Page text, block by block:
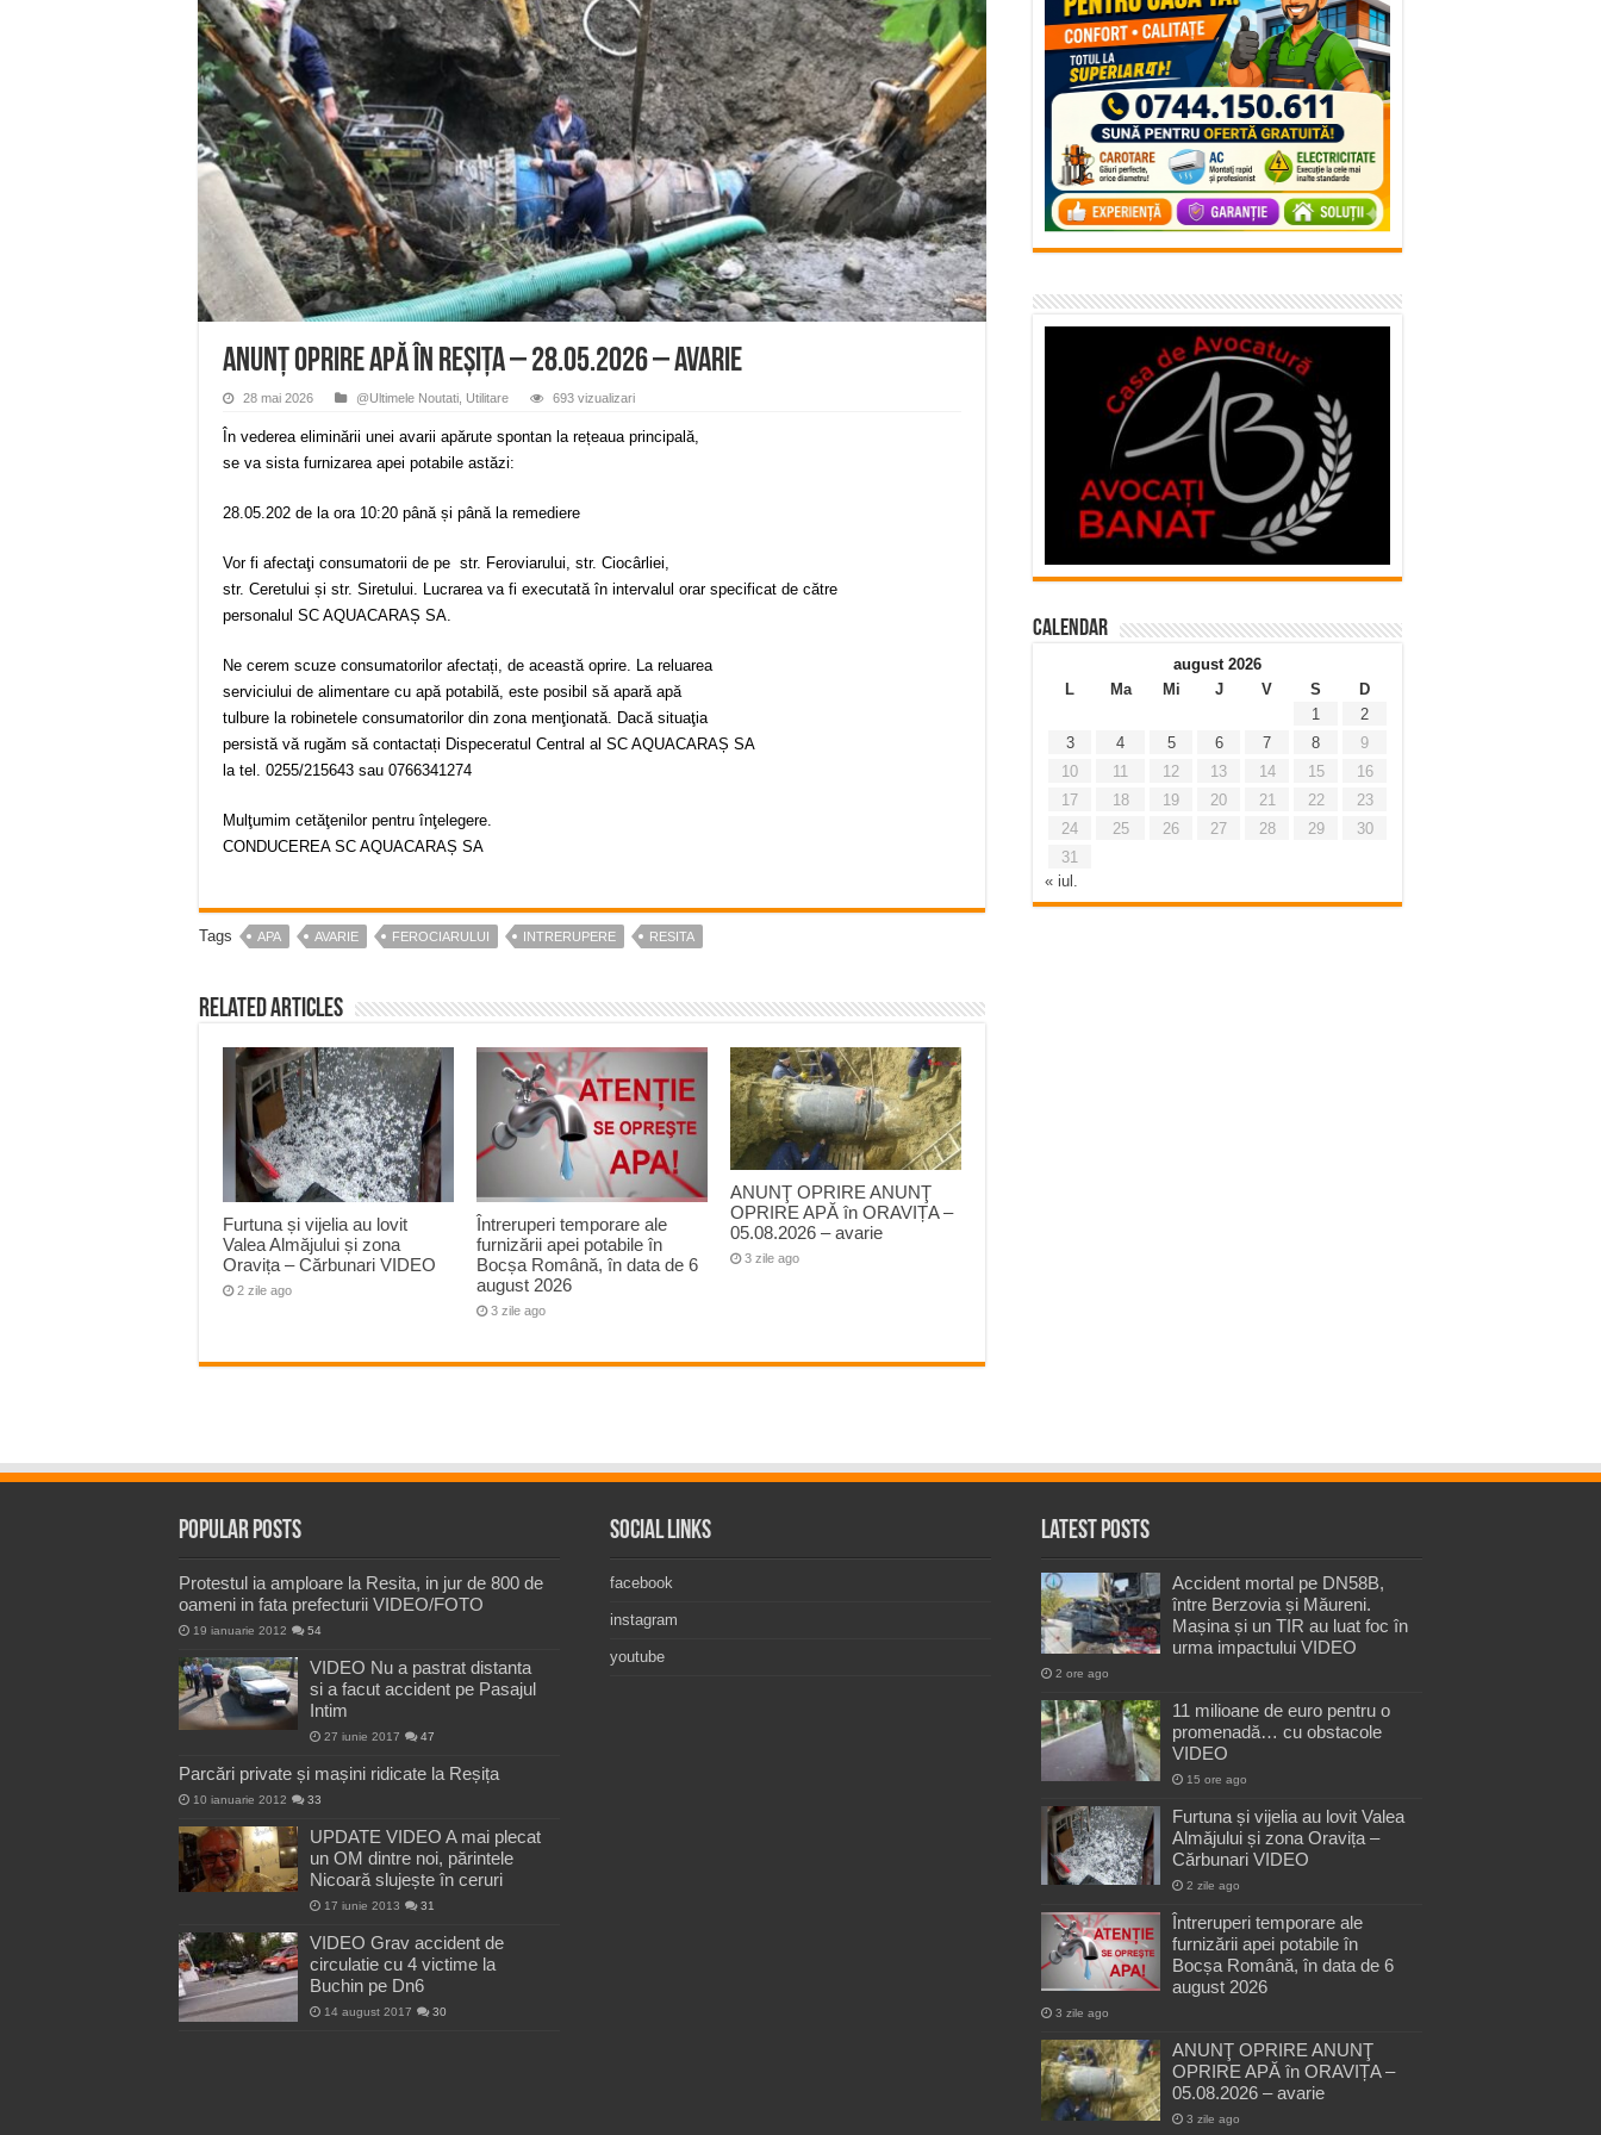
Anunț important – Închidere temporară Podul de Piatră din Herculane
Ștrandul Termal Ring din Oravița – locul unde natura a ascuns un izvor de sănătate VIDEO
Miresme de lavandă, mentă și flori de vară și râsete de copii la Carașova VIDEO
ANUNȚ OPRIRE APĂ în Reșița – avarie – 04.08.2026 – str. Văliugului și Plastomet
ANUNŢ OPRIRE APĂ în CARANSEBEȘ – 04.08.2026 – avarie – Calea Severinului
ANUNȚ OPRIRE APĂ în Reșița – 28.05.2026 – Avarie
28 mai 2026 @Ultimele Noutati Utilitare 693 vizualizari
În vederea eliminării unei avarii apărute spontan la rețeaua principală,
se va sista furnizarea apei potabile astăzi:
28.05.202 de la ora 10:20 până și până la remediere
Vor fi afectaţi consumatorii de pe str. Feroviarului, str. Ciocârliei,
str. Ceretului și str. Siretului. Lucrarea va fi executată în intervalul orar specificat de către
personalul SC AQUACARAȘ SA.
Ne cerem scuze consumatorilor afectați, de această oprire. La reluarea
serviciului de alimentare cu apă potabilă, este posibil să apară apă
tulbure la robinetele consumatorilor din zona menţionată. Dacă situaţia
persistă vă rugăm să contactați Dispeceratul Central al SC AQUACARAȘ SA
la tel. 0255/215643 sau 0766341274
Mulţumim cetăţenilor pentru înţelegere.
CONDUCEREA SC AQUACARAȘ SA
Tags APA AVARIE FEROCIARULUI INTRERUPERE RESITA
Related Articles
Furtuna și vijelia au lovit
Valea Almăjului și zona
Oravița – Cărbunari VIDEO
2 zile ago
Întreruperi temporare ale
furnizării apei potabile în
Bocșa Română, în data de 6
august 2026
3 zile ago
ANUNŢ OPRIRE ANUNŢ
OPRIRE APĂ în ORAVIȚA –
05.08.2026 – avarie
3 zile ago
Calendar
august 2026
L
Ma Mi J V S
D
1
2
3
4 5 6 7 8
9
10
11 12 13 14 15
16
17
18 19 20 21 22
23
24
25 26 27 28 29
30
31
« iul.
Popular Posts
Protestul ia amploare la Resita, in jur de 800 de
oameni in fata prefecturii VIDEO/FOTO
19 ianuarie 2012 54
VIDEO Nu a pastrat distanta
si a facut accident pe Pasajul
Intim
27 iunie 2017 47
Parcări private și mașini ridicate la Reșița
10 ianuarie 2012 33
UPDATE VIDEO A mai plecat
un OM dintre noi, părintele
Nicoară slujește în ceruri
17 iunie 2013 31
VIDEO Grav accident de
circulatie cu 4 victime la
Buchin pe Dn6
14 august 2017 30
Social Links
facebook
instagram
youtube
Latest Posts
Accident mortal pe DN58B,
între Berzovia și Măureni.
Mașina și un TIR au luat foc în
urma impactului VIDEO
2 ore ago
11 milioane de euro pentru o
promenadă… cu obstacole
VIDEO
15 ore ago
Furtuna și vijelia au lovit Valea
Almăjului și zona Oravița –
Cărbunari VIDEO
2 zile ago
Întreruperi temporare ale
furnizării apei potabile în
Bocșa Română, în data de 6
august 2026
3 zile ago
ANUNŢ OPRIRE ANUNŢ
OPRIRE APĂ în ORAVIȚA –
05.08.2026 – avarie
3 zile ago